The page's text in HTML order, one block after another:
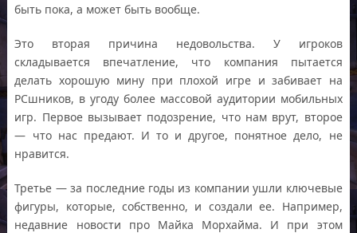
быть пока, а может быть вообще.
Это вторая причина недовольства. У игроков
складывается впечатление, что компания пытается
делать хорошую мину при плохой игре и забивает на
РСшников, в угоду более массовой аудитории мобильных
игр. Первое вызывает подозрение, что нам врут, второе
— что нас предают. И то и другое, понятное дело, не
нравится.
Третье — за последние годы из компании ушли ключевые
фигуры, которые, собственно, и создали ее. Например,
недавние новости про Майка Морхайма. И при этом